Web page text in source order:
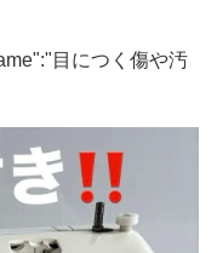
目につく傷や汚